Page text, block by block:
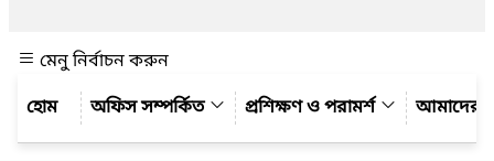
মেনু নির্বাচন করুন
অফিস সম্পর্কিত
প্রশিক্ষণ ও পরামর্শ আমাদের